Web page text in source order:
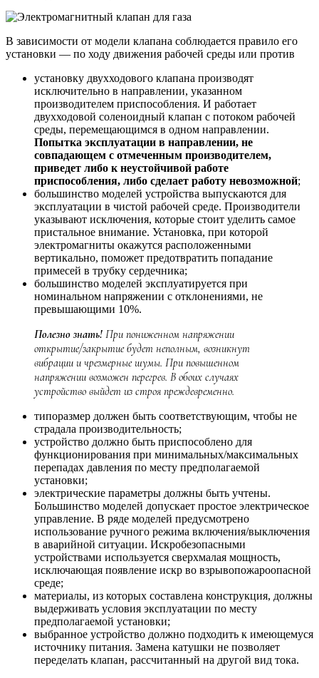
В зависимости от модели клапана соблюдается правило его
установки — по ходу движения рабочей среды или против
установку двухходового клапана производят
исключительно в направлении, указанном
производителем приспособления. И работает
двухходовой соленоидный клапан с потоком рабочей
среды, перемещающимся в одном направлении.
Попытка эксплуатации в направлении, не
совпадающем с отмеченным производителем,
приведет либо к неустойчивой работе
приспособления, либо сделает работу невозможной;
большинство моделей устройства выпускаются для
эксплуатации в чистой рабочей среде. Производители
указывают исключения, которые стоит уделить самое
пристальное внимание. Установка, при которой
электромагниты окажутся расположенными
вертикально, поможет предотвратить попадание
примесей в трубку сердечника;
большинство моделей эксплуатируется при
номинальном напряжении с отклонениями, не
превышающими 10%.
Полезно знать! При пониженном напряжении
открытие/закрытие будет неполным, возникнут
вибрации и чрезмерные шумы. При повышенном
напряжении возможен перегрев. В обоих случаях
устройство выйдет из строя преждевременно.
типоразмер должен быть соответствующим, чтобы не
страдала производительность;
устройство должно быть приспособлено для
функционирования при минимальных/максимальных
перепадах давления по месту предполагаемой
установки;
электрические параметры должны быть учтены.
Большинство моделей допускает простое электрическое
управление. В ряде моделей предусмотрено
использование ручного режима включения/выключения
в аварийной ситуации. Искробезопасными
устройствами используется сверхмалая мощность,
исключающая появление искр во взрывопожароопасной
среде;
материалы, из которых составлена конструкция, должны
выдерживать условия эксплуатации по месту
предполагаемой установки;
выбранное устройство должно подходить к имеющемуся
источнику питания. Замена катушки не позволяет
переделать клапан, рассчитанный на другой вид тока.